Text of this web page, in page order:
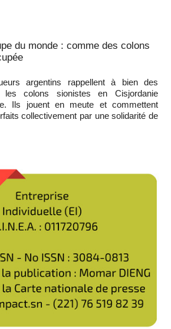
du monde : comme des colons
argentins rappellent à bien des
les colons sionistes en Cisjordanie
Ils jouent en meute et commettent
collectivement par une solidarité de